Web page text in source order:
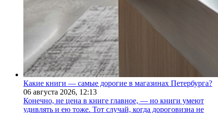
Какие книги — самые дорогие в магазинах Петербурга?
06 августа 2026, 12:13
Конечно, не цена в книге главное, — но книги умеют
удивлять и ею тоже. Тот случай, когда дороговизна не